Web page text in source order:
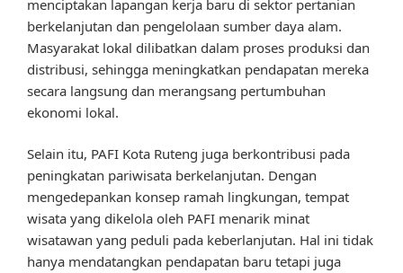
menciptakan lapangan kerja baru di sektor pertanian
berkelanjutan dan pengelolaan sumber daya alam.
Masyarakat lokal dilibatkan dalam proses produksi dan
distribusi, sehingga meningkatkan pendapatan mereka
secara langsung dan merangsang pertumbuhan
ekonomi lokal.
Selain itu, PAFI Kota Ruteng juga berkontribusi pada
peningkatan pariwisata berkelanjutan. Dengan
mengedepankan konsep ramah lingkungan, tempat
wisata yang dikelola oleh PAFI menarik minat
wisatawan yang peduli pada keberlanjutan. Hal ini tidak
hanya mendatangkan pendapatan baru tetapi juga